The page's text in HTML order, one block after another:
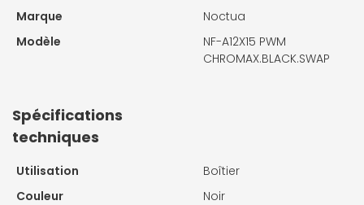
Marque
Noctua
Modèle
NF-A12X15 PWM
CHROMAX.BLACK.SWAP
Spécifications
techniques
Utilisation
Boîtier
Couleur
Noir